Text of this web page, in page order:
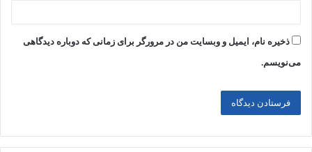
ذخیره نام، ایمیل و وبسایت من در مرورگر برای زمانی که دوباره دیدگاهی
می‌نویسم.